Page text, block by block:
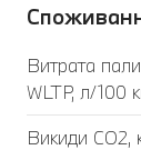
Витрата
WLTP, л/100
Викиди CO2,